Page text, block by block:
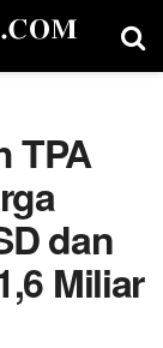
TPA
dan
Miliar